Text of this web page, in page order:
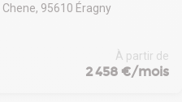
95610 Éragny
du Val-d'Oise, à
par les grands axes routiers,
À partir de
2 458 €/mois